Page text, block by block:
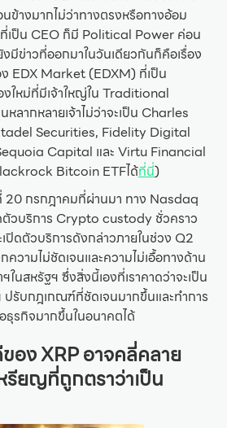
ข้างมากไม่ว่าทางตรงหรือทางอ้อม
เป็น CEO ก็มี Political Power ค่อน
มีข่าวที่ออกมาในวันเดียวกันก็คือเรื่อง
ง EDX Market (EDXM) ที่เป็น
ใหม่ที่มีเจ้าใหญ่ใน Traditional
ลากหลายเจ้าไม่ว่าจะเป็น Charles
Securities, Fidelity Digital
Capital และ Virtu Financial
Bitcoin ETFได้ที่นี่)
20 กรกฎาคมที่ผ่านมา ทาง Nasdaq
ตัวบริการ Crypto custody ชั่วคราว
ปิดตัวบริการดังกล่าวภายในช่วง Q2
วามไม่ชัดเจนและความไม่เอื้อทางด้าน
นสหรัฐฯ ซึ่งสิ่งนี้เองที่เราคาดว่าจะเป็น
รับกฎเกณฑ์ที่ชัดเจนมากขึ้นและทำการ
ธุรกิจมากขึ้นในอนาคตได้
อง XRP อาจคลี่คลาย
รียญที่ถูกตราว่าเป็น